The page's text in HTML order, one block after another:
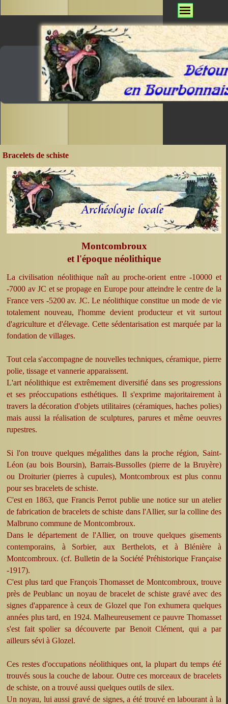
Bracelets de schiste
Montcombroux
et l'époque néolithique
La civilisation néolithique naît au proche-orient entre -10000 et
-7000 av JC et se propage en Europe pour atteindre le centre de la
France vers -5200 av. JC. Le néolithique constitue un mode de vie
totalement nouveau, l'homme devient producteur et vit surtout
d'agriculture et d'élevage. Cette sédentarisation est marquée par la
fondation de villages.
Tout cela s'accompagne de nouvelles techniques, céramique, pierre
polie, tissage et vannerie apparaissent.
L'art néolithique est extrêmement diversifié dans ses progressions
et ses préoccupations esthétiques. Il s'exprime majoritairement à
travers la décoration d'objets utilitaires (céramiques, haches polies)
mais aussi la réalisation de sculptures, parures et même oeuvres
rupestres.
Si l'on trouve quelques mégalithes dans la proche région, Saint-
Léon (au bois Boursin), Barrais-Bussolles (pierre de la Bruyère)
ou Droiturier (pierres à cupules), Montcombroux est plus connu
pour ses bracelets de schiste.
C'est en 1863, que Francis Perrot publie une notice sur un atelier
de fabrication de bracelets de schiste dans l'Allier, sur la colline des
Malbruno commune de Montcombroux.
Dans le département de l'Allier, on trouve quelques gisements
contemporains, à Sorbier, aux Berthelots, et à Blénière à
Montcombroux. (cf. Bulletin de la Société Préhistorique Française
-1917).
C'est plus tard que François Thomasset de Montcombroux, trouve
près de Peublanc un noyau de bracelet de schiste gravé avec des
signes d'apparence à ceux de Glozel que l'on exhumera quelques
années plus tard, en 1924. Malheureusement ce pauvre Thomasset
s'est fait spolier sa découverte par Benoit Clément, qui a par
ailleurs sévi à Glozel.
Ces restes d'occupations néolithiques ont, la plupart du temps été
trouvés sous la couche de labour. Outre ces morceaux de bracelets
de schiste, on a trouvé aussi quelques outils de silex.
Un noyau, lui aussi gravé de signes, a été trouvé en labourant à la